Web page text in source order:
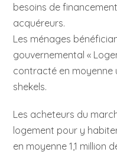
besoins de
acquéreurs.
Les ménages
gouvernemental «
contracté en moyenne
shekels.
Les acheteurs du
logement pour y
en moyenne 1,1 million